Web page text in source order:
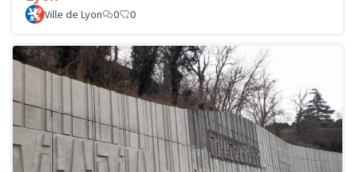
Ville de Lyon 0 0